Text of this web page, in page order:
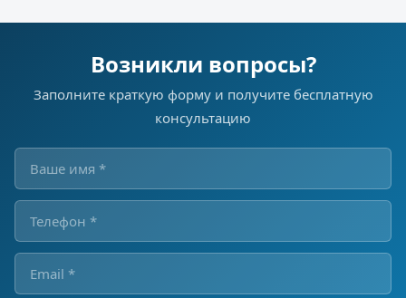
Возникли вопросы?
Заполните краткую форму и получите бесплатную
консультацию